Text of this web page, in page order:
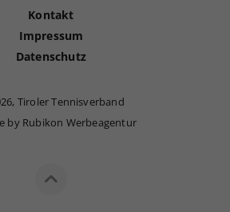
Kontakt
Impressum
Datenschutz
Tiroler Tennisverband
by Rubikon Werbeagentur